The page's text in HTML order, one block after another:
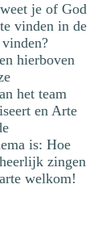
je of God
vinden in de
hierboven
het team
en Arte
is: Hoe
zingen
welkom!